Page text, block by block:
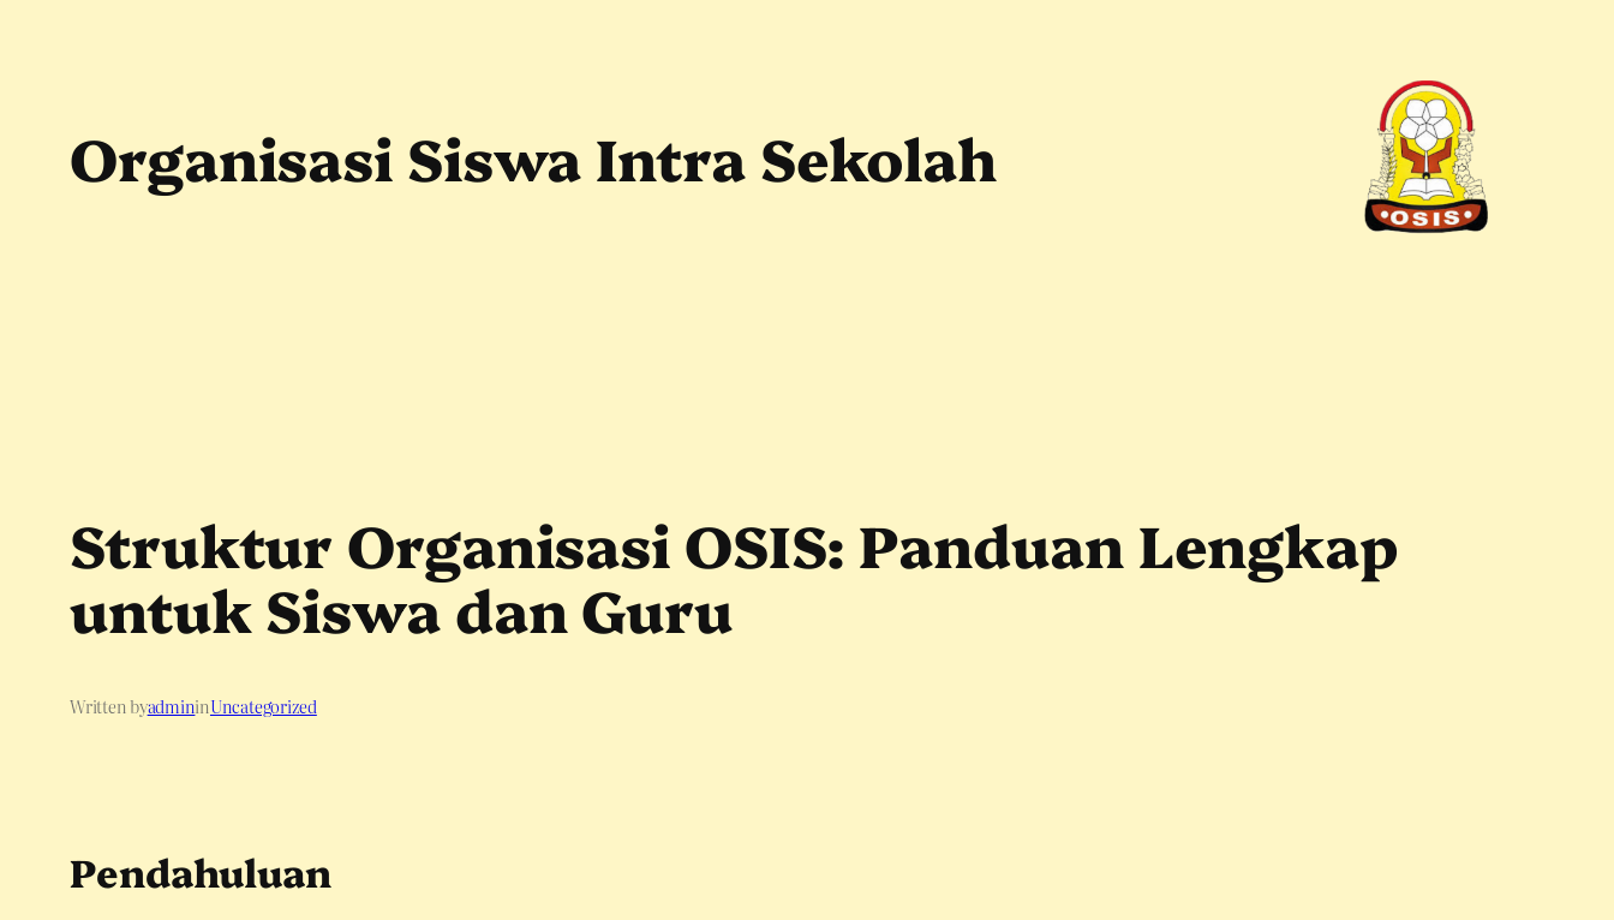
Organisasi Siswa Intra Sekolah
Struktur Organisasi OSIS: Panduan Lengkap
untuk Siswa dan Guru
Written byadmininUncategorized
Pendahuluan